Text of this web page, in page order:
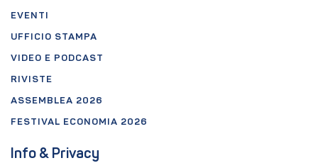
EVENTI
UFFICIO STAMPA
VIDEO E PODCAST
RIVISTE
ASSEMBLEA 2026
FESTIVAL ECONOMIA 2026
Info & Privacy